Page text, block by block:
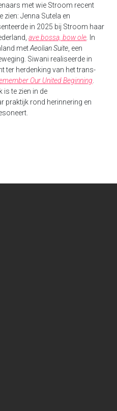
met wie Stroom recent
zien: Jenna Sutela en
in 2025 bij Stroom haar
ave bossa, bow ole
In
metAeolian Suite , een
Siwani realiseerde in
ter herdenking van het trans-
Our United Beginning
is te zien in de
praktijk rond herinnering en